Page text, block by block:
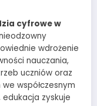
cyfrowe w
wdrożenie
nauczania,
uczniów oraz
współczesnym
zyskuje